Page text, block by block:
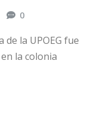
0
la UPOEG fue
la colonia